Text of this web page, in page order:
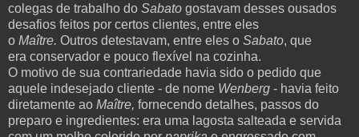
colegas de trabalho do Sabato gostavam desses ousados
desafios feitos por certos clientes, entre eles
o Maître. Outros detestavam, entre eles o Sabato, que
era conservador e pouco flexível na cozinha.
O motivo de sua contrariedade havia sido o pedido que
aquele indesejado cliente - de nome Wenberg - havia feito
diretamente ao Maître, fornecendo detalhes, passos do
preparo e ingredientes: era uma lagosta salteada e servida